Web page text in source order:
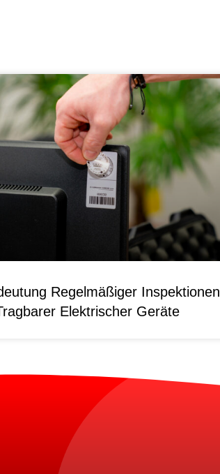
Regelmäßiger Inspektionen
Elektrischer Geräte